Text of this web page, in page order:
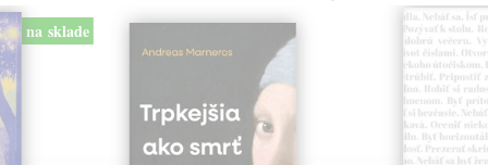
na sklade